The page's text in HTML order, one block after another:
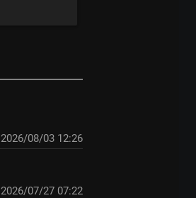
2026/08/03 12:26
2026/07/27 07:22